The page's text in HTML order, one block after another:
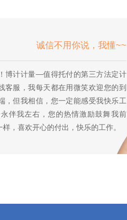
诚信不用你说，我懂~~
博计计量—值得托付的第三方法定计
客服，我每天都在用微笑欢迎您的到
，但我相信，您一定能感受我快乐工
伴我左右，您的热情激励鼓舞我前
，喜欢开心的付出，快乐的工作。